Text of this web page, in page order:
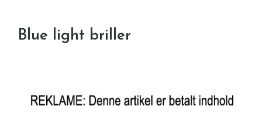
Blue light briller